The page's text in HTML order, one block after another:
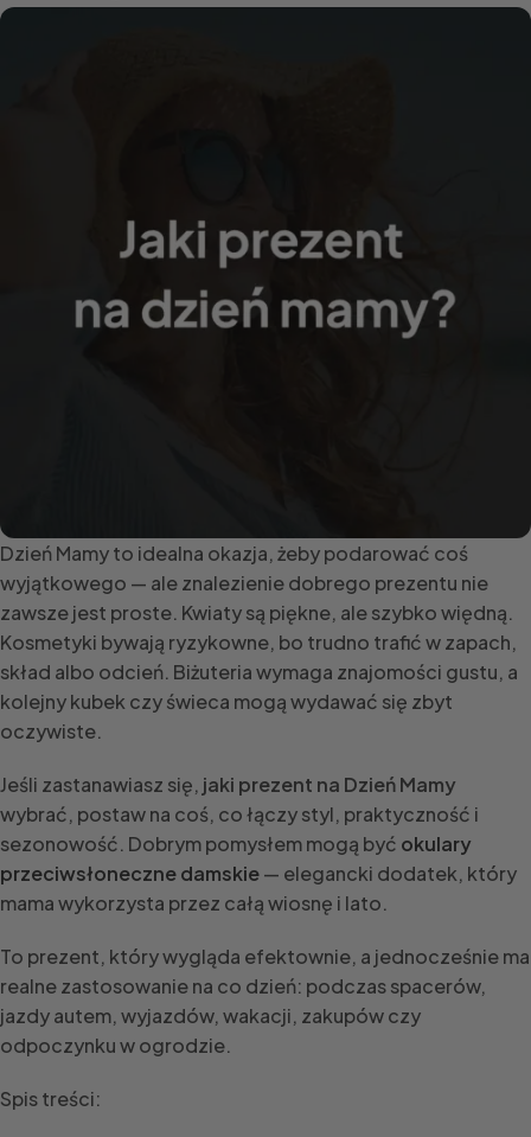
Dzień Mamy to idealna okazja, żeby podarować coś
wyjątkowego — ale znalezienie dobrego prezentu nie
zawsze jest proste. Kwiaty są piękne, ale szybko więdną.
Kosmetyki bywają ryzykowne, bo trudno trafić w zapach,
skład albo odcień. Biżuteria wymaga znajomości gustu, a
kolejny kubek czy świeca mogą wydawać się zbyt
oczywiste.
Jeśli zastanawiasz się, jaki prezent na Dzień Mamy
wybrać, postaw na coś, co łączy styl, praktyczność i
sezonowość. Dobrym pomysłem mogą być okulary
przeciwsłoneczne damskie— elegancki dodatek, który
mama wykorzysta przez całą wiosnę i lato.
To prezent, który wygląda efektownie, a jednocześnie ma
realne zastosowanie na co dzień: podczas spacerów,
jazdy autem, wyjazdów, wakacji, zakupów czy
odpoczynku w ogrodzie.
Spis treści: